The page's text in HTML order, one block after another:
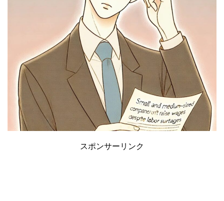
スポンサーリンク